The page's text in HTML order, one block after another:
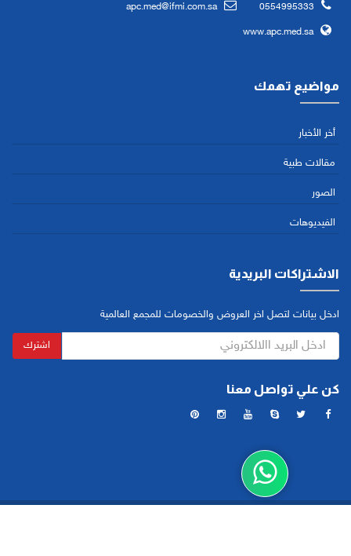
0554995333
apc.med@ifmi.com.sa
www.apc.med.sa
مواضيع تهمك
أخر الأخبار
مقالات طبية
الصور
الفيديوهات
الاشتراكات البريدية
ادخل بيانات لتصل اخر العروض والخصومات للمجمع العالمية
اشترك
كن علي تواصل معنا